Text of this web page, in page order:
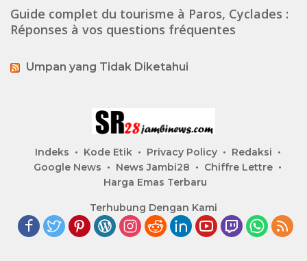
Guide complet du tourisme à Paros, Cyclades :
Réponses à vos questions fréquentes
Umpan yang Tidak Diketahui
Indeks Kode Etik Privacy Policy
Redaksi
Google News
News Jambi28
Chiffre Lettre
Harga Emas Terbaru
Terhubung Dengan Kami